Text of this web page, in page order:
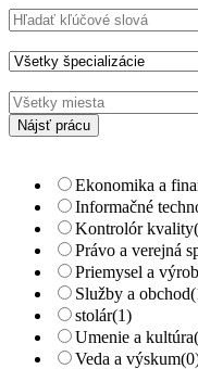
Ekonomika a
Informačné
Kontrolór kvality
Právo a verejná
Priemysel a
Služby a obchod
stolár(1)
Umenie a kultúra
Veda a výskum